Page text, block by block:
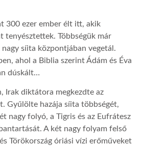
300 ezer ember élt itt, akik
tenyésztettek. Többségük már
nagy síita központjában vegetál.
ahol a Biblia szerint Ádám és Éva
dúskált…
Irak diktátora megkezdte az
Gyűlölte hazája síita többségét,
nagy folyó, a Tigris és az Eufrátesz
A két nagy folyam felső
Törökország óriási vízi erőműveket